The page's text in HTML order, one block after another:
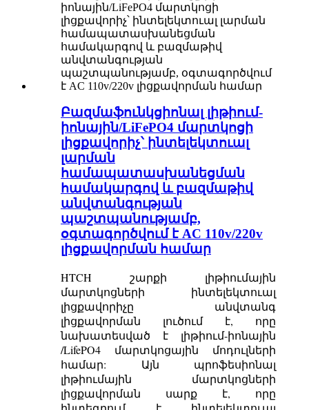
Բազմաֆունկցիոնալ լիթիում-
իոնային/LiFePO4 մարտկոցի
լիցքավորիչ՝ ինտելեկտուալ
լարման
համապատասխանեցման
համակարգով և բազմաթիվ
անվտանգության
պաշտպանությամբ,
օգտագործվում է AC 110v/220v
լիցքավորման համար
HTCH շարքի լիթիումային
մարտկոցների ինտելեկտուալ
լիցքավորիչը անվտանգ
լիցքավորման լուծում է, որը
նախատեսված է լիթիում-իոնային
/LifePO4 մարտկոցային մոդուլների
համար: Այն պրոֆեսիոնալ
լիթիումային մարտկոցների
լիցքավորման սարք է, որը